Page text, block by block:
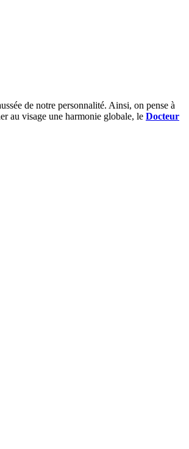
de notre personnalité. Ainsi, on pense à
au visage une harmonie globale, le Docteur